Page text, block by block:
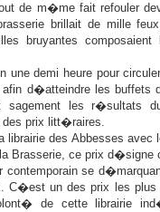
de m�me fait refouler
brillait de mille
bruyantes
une demi heure pour
d�atteindre les buffets
sagement les r�sultats
prix litt�raires.
des Abbesses avec
Brasserie, ce prix d�signe
contemporain se
C�est un des prix les plus
de cette librairie